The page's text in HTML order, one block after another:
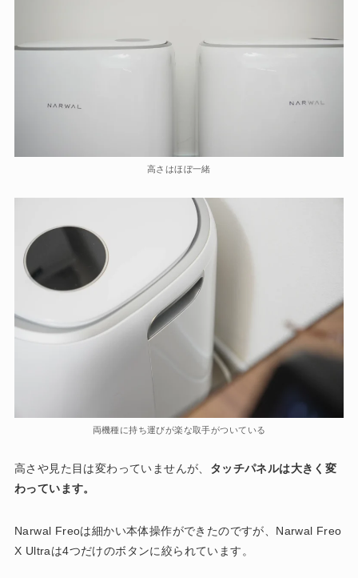
高さはほぼ一緒
両機種に持ち運びが楽な取手がついている
高さや見た目は変わっていませんが、 タッチパネルは大きく変
わっています。
Narwal Freoは細かい本体操作ができたのですが、Narwal Freo
X Ultraは4つだけのボタンに絞られています。